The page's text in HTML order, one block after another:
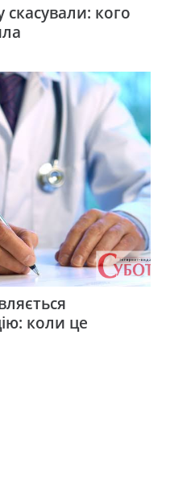
скасували: кого
коли це